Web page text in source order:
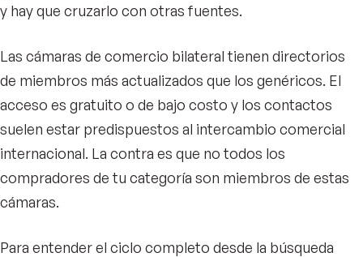
y hay que cruzarlo con otras fuentes.
Las cámaras de comercio bilateral tienen directorios
de miembros más actualizados que los genéricos. El
acceso es gratuito o de bajo costo y los contactos
suelen estar predispuestos al intercambio comercial
internacional. La contra es que no todos los
compradores de tu categoría son miembros de estas
cámaras.
Para entender el ciclo completo desde la búsqueda